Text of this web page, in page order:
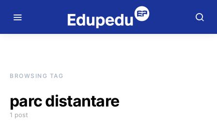
BROWSING TAG
parc distantare
1 post